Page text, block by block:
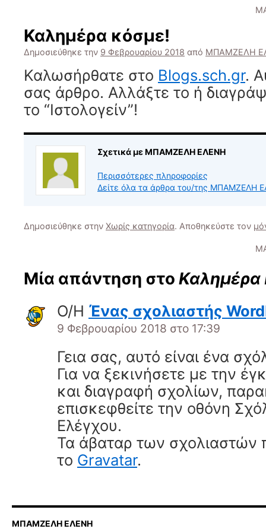
Καλημέρα κόσμε!
Δημοσιεύθηκε την 9 Φεβρουαρίου 2018 από ΜΠΑΜΖΕΛΗ
Καλωσήρθατε στο Blogs.sch.gr.
σας άρθρο. Αλλάξτε το ή
το “Ιστολογείν”!
Σχετικά με ΜΠΑΜΖΕΛΗ ΕΛΕΝΗ
Περισσότερες πληροφορίες
Δείτε όλα τα άρθρα του/της ΜΠΑΜΖΕΛΗ
Δημοσιεύθηκε στην Χωρίς κατηγορία. Αποθηκεύστε τον
Μία απάντηση στο Καλημέρα
Ο/Η Ένας σχολιαστής
9 Φεβρουαρίου 2018 στο 17:39
Γεια σας, αυτό είναι ένα
Για να ξεκινήσετε με την
και διαγραφή σχολίων,
επισκεφθείτε την οθόνη
Ελέγχου.
Τα άβαταρ των σχολιαστών
το Gravatar.
ΜΠΑΜΖΕΛΗ ΕΛΕΝΗ